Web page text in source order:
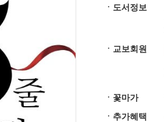
ㆍ도서정보
ㆍ교보회원
ㆍ꽃마가
ㆍ추가혜택